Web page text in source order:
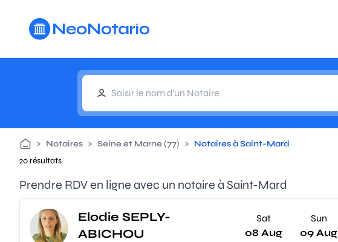
> Notaires > Seine et Marne (77) > Notaires à Saint-Mard
20 résultats
Prendre RDV en ligne avec un notaire à Saint-Mard
Elodie SEPLY-
ABICHOU
Sat
08 Aug
Sun
09 Aug